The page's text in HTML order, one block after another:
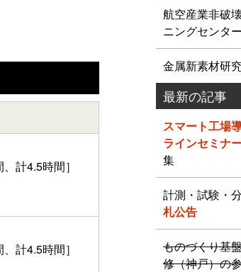
計4.5時間］
計4.5時間］
航空産業非破
ニングセンター
金属新素材研
最新の記事
スマート工場
ラインセミナ
集
計測・試験・
札公告
ものづくり基
修（神戸）の